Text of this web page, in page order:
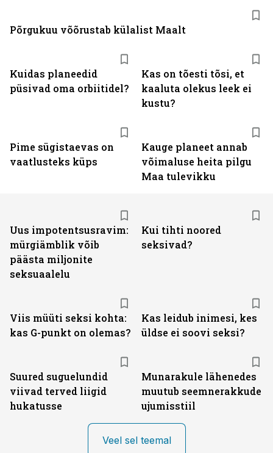
Kuidas planeedid
püsivad oma orbiitidel?
Kas on tõesti tõsi, et
kaaluta olekus leek ei
kustu?
Pime sügistaevas on
vaatlusteks küps
Kauge planeet annab
võimaluse heita pilgu
Maa tulevikku
Põrgukuu võõrustab külalist Maalt
Uus impotentsusravim:
mürgiämblik võib
päästa miljonite
seksuaalelu
Kui tihti noored
seksivad?
Viis müüti seksi kohta:
kas G-punkt on olemas?
Kas leidub inimesi, kes
üldse ei soovi seksi?
Suured suguelundid
viivad terved liigid
hukatusse
Munarakule lähenedes
muutub seemnerakkude
ujumisstiil
Veel sel teemal